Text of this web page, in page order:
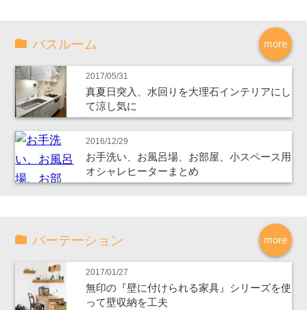
more
バスルーム
2017/05/31
真夏日突入、水回りを大理石インテリアにし
て涼し気に
2016/12/29
お手洗い、お風呂場、お部屋、小スペース用
オシャレヒーターまとめ
more
パーテーション
2017/01/27
無印の『壁に付けられる家具』シリーズを使
って壁収納を工夫